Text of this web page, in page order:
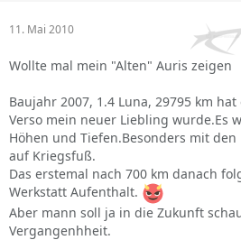
11. Mai 2010
Wollte mal mein "Alten" Auris zeigen
Baujahr 2007, 1.4 Luna, 29795 km
Verso mein neuer Liebling wurde.Es
Höhen und Tiefen.Besonders mit
auf Kriegsfuß.
Das erstemal nach 700 km danach
Werkstatt Aufenthalt.
Aber mann soll ja in die Zukunft
Vergangenhheit.